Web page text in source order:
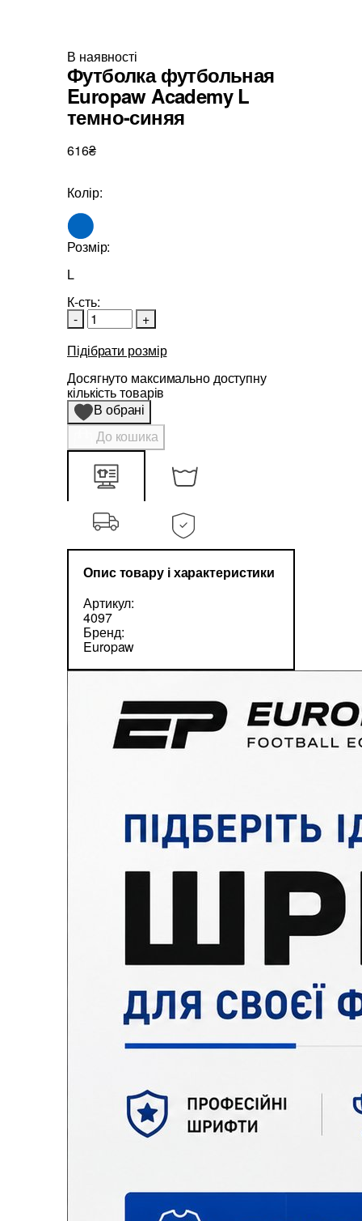
В наявності
Футболка футбольная
Europaw Academy L
темно-синяя
616₴
Колір:
Розмір:
L
К-сть:
-
+
Підібрати розмір
Досягнуто максимально доступну
кількість товарів
В обрані
До кошика
Опис товару і характеристики
Артикул:
4097
Бренд:
Europaw